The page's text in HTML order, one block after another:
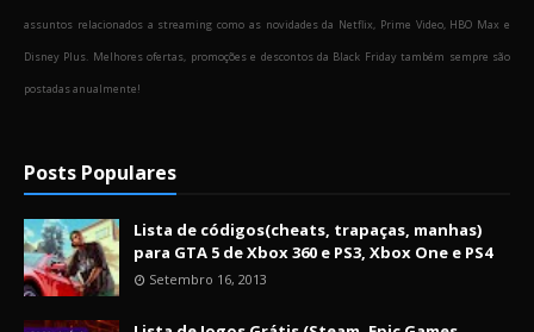
assuntos relacionados a streaming como as novidades da Netflix, Prime Video, HBO Max e
Disney Plus. Melhores ofertas, promoções e descontos da Black Friday também sempre são
postadas anualmente!
Posts Populares
Lista de códigos(cheats, trapaças, manhas)
para GTA 5 de Xbox 360 e PS3, Xbox One e PS4
Setembro 16, 2013